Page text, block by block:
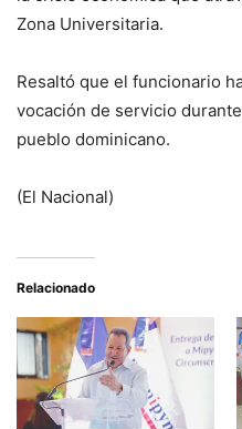
Zona Universitaria.
Resaltó que el funcionario
vocación de servicio
pueblo dominicano.
(El Nacional)
Relacionado